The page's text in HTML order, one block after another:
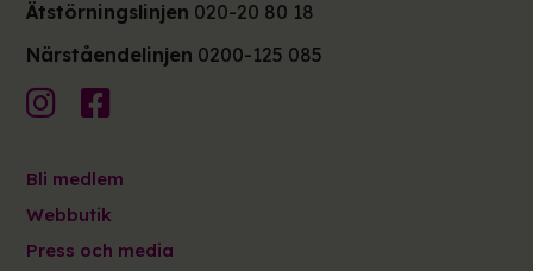
Ätstörningslinjen 020-20 80 18
Närståendelinjen 0200-125 085
Bli medlem
Webbutik
Press och media